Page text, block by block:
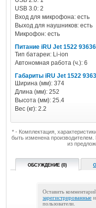
USB 3.0: 2
Вход для микрофона: есть
Выход для наушников: есть
Микрофон: есть
Питание iRU Jet 1522
Тип батареи: Li-ion
Автономная работа (ч.): 6
Габариты iRU Jet 1522
Ширина (мм): 374
Длина (мм): 252
Высота (мм): 25.4
Вес (кг): 2.2
* - Комплектация,
быть изменена
из
ОБСУЖДЕНИЕ (0)
Оставить
зарегистрированные
пользователи.